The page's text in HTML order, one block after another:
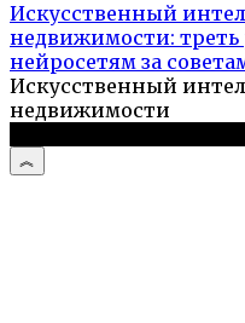
Искусственный
недвижимости:
нейросетям за
Искусственный
недвижимости